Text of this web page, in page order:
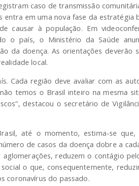
caso de transmissão
entra em uma nova fase da estratégia
causar à população. Em
o país, o Ministério da Saúde
da doença. As orientações deverão
local.
Cada região deve avaliar com as
temos o Brasil inteiro na mesma
destacou o secretário de
até o momento, estima-se
de casos da doença dobre a
reduzem o contágio
o que, consequentemente,
coronavírus do passado.